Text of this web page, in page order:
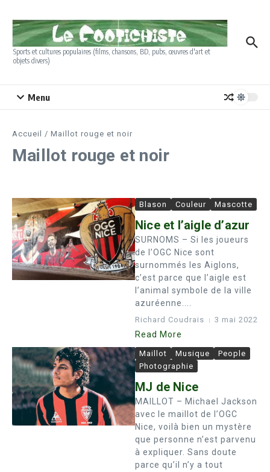
Sports et cultures populaires (films, chansons, BD, pubs, œuvres d'art et
objets divers)
Menu
Accueil / Maillot rouge et noir
Maillot rouge et noir
Blason Couleur Mascotte
Nice et l’aigle d’azur
SURNOMS – Si les joueurs
de l’OGC Nice sont
surnommés les Aiglons,
c’est parce que l’aigle est
l’animal symbole de la ville
azuréenne....
Richard Coudrais 3 mai 2022
Read More
Maillot Musique
People
Photographie
MJ de Nice
MAILLOT – Michael Jackson
avec le maillot de l’OGC
Nice, voilà bien un mystère
que personne n’est parvenu
à expliquer. Sans doute
parce qu’il n’y a tout